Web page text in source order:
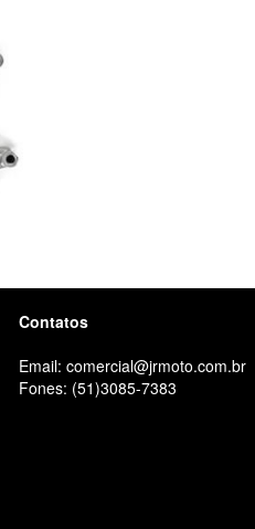
Contatos
Email: comercial@jrmoto.com.br
Fones: (51)3085-7383